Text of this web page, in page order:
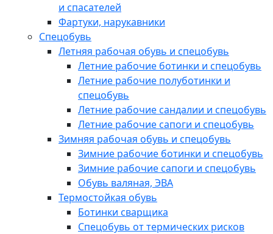
и спасателей
Фартуки, нарукавники
Спецобувь
Летняя рабочая обувь и спецобувь
Летние рабочие ботинки и спецобувь
Летние рабочие полуботинки и
спецобувь
Летние рабочие сандалии и спецобувь
Летние рабочие сапоги и спецобувь
Зимняя рабочая обувь и спецобувь
Зимние рабочие ботинки и спецобувь
Зимние рабочие сапоги и спецобувь
Обувь валяная, ЭВА
Термостойкая обувь
Ботинки сварщика
Спецобувь от термических рисков